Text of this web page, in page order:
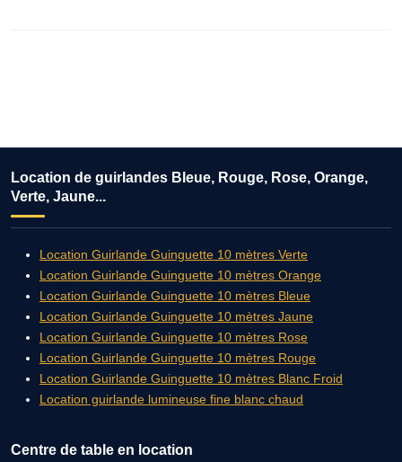
Location de guirlandes Bleue, Rouge, Rose, Orange,
Verte, Jaune...
Location Guirlande Guinguette 10 mètres Verte
Location Guirlande Guinguette 10 mètres Orange
Location Guirlande Guinguette 10 mètres Bleue
Location Guirlande Guinguette 10 mètres Jaune
Location Guirlande Guinguette 10 mètres Rose
Location Guirlande Guinguette 10 mètres Rouge
Location Guirlande Guinguette 10 mètres Blanc Froid
Location guirlande lumineuse fine blanc chaud
Centre de table en location